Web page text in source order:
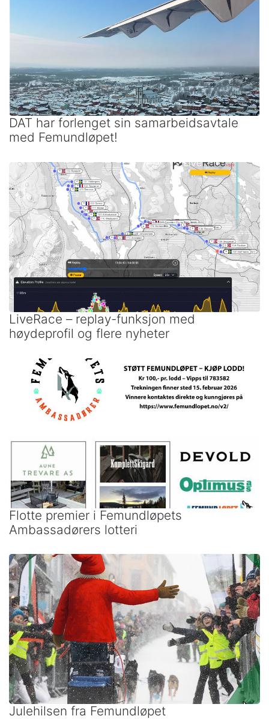
DAT har forlenget sin samarbeidsavtale
med Femundløpet!
LiveRace – replay-funksjon med
høydeprofil og flere nyheter
Flotte premier i Femundløpets
Ambassadørers lotteri
Julehilsen fra Femundløpet